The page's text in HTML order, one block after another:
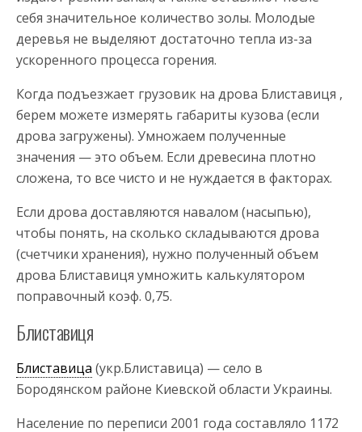
себя значительное количество золы. Молодые
деревья не выделяют достаточно тепла из-за
ускоренного процесса горения.
Когда подъезжает грузовик на дрова Блиставиця ,
берем можете измерять габариты кузова (если
дрова загружены). Умножаем полученные
значения — это объем. Если древесина плотно
сложена, то все чисто и не нуждается в факторах.
Если дрова доставляются навалом (насыпью),
чтобы понять, на сколько складываются дрова
(счетчики хранения), нужно полученный объем
дрова Блиставиця умножить калькулятором
поправочный коэф. 0,75.
Блиставиця
Блиставица (укр.Блиставица) — село в
Бородянском районе Киевской области Украины.
Население по переписи 2001 года составляло 1172